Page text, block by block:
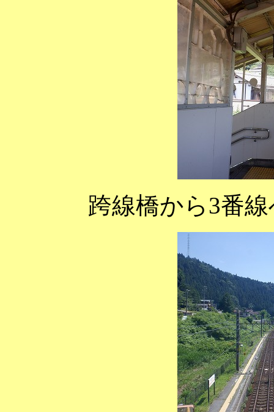
跨線橋から3番